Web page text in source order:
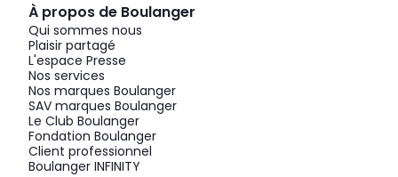
À propos de Boulanger
Qui sommes nous
Plaisir partagé
L'espace Presse
Nos services
Nos marques Boulanger
SAV marques Boulanger
Le Club Boulanger
Fondation Boulanger
Client professionnel
Boulanger INFINITY